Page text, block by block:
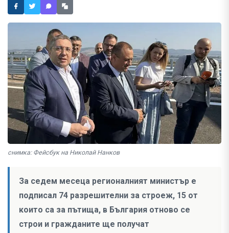
снимка: Фейсбук на Николай Нанков
За седем месеца регионалният министър е
подписал 74 разрешителни за строеж, 15 от
които са за пътища, в България отново се
строи и гражданите ще получат